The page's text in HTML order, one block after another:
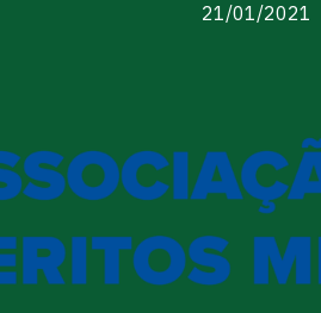
21/01/2021